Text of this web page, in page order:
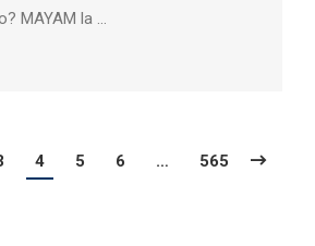
MAYAM la …
4 5 6 … 565